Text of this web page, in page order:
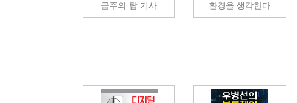
금주의 탑 기사 환경을 생각한다